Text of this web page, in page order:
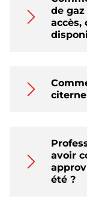
de
accès,
avoir
été ?